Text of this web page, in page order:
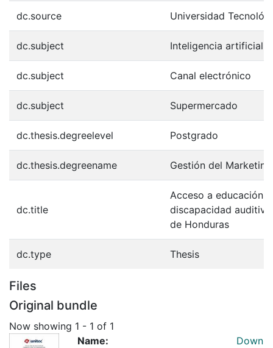
dc.source Universidad
dc.subject Inteligencia artificial
dc.subject Canal electrónico
dc.subject Supermercado
dc.thesis.degreelevel Postgrado
dc.thesis.degreename Gestión del
dc.title
Acceso a educación
discapacidad
de Honduras
dc.type Thesis
Files
Original bundle
Now showing 1 - 1 of 1
Name:
Down